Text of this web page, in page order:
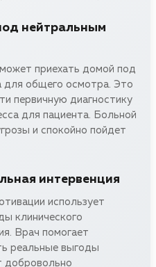
нейтральным
приехать домой под
для общего осмотра. Это
первичную диагностику
для пациента. Больной
и спокойно пойдет
интервенция
использует
клинического
Врач помогает
реальные выгоды
добровольно